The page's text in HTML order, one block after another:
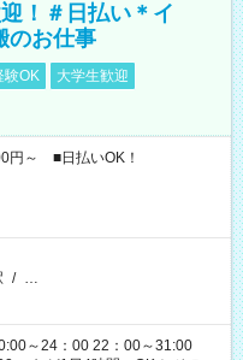
！＃日払い＊イ
のお仕事
験OK
大学生歓迎
円～ ■日払いOK！
/ …
～24：00 22：00～31:00